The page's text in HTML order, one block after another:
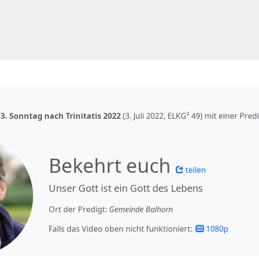
3. Sonntag nach Trinitatis2022(3. Juli 2022, ELKG² 49) mit einer
Bekehrt euch teilen
Unser Gott ist ein Gott des Lebens
Ort der Predigt: Gemeinde Balhorn
Falls das Video oben nicht funktioniert:
1080p